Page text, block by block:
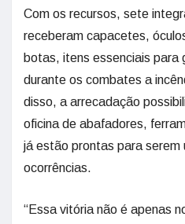
Com os recursos, sete
receberam capacetes,
botas, itens essenciais para
durante os combates a
disso, a arrecadação
oficina de abafadores,
já estão prontas para serem
ocorrências.
“Essa vitória não é apenas